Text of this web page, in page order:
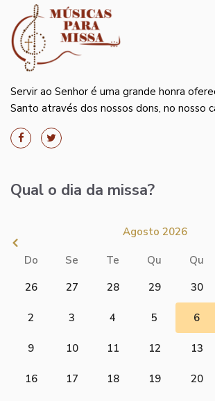
Servir ao Senhor é uma grande honra
Santo através dos nossos dons, no nosso
Qual o dia da missa?
Agosto 2026
Do Se Te Qu Qu
26
27 28 29 30
2 3 4 5 6
9 10 11 12 13
16 17 18 19 20